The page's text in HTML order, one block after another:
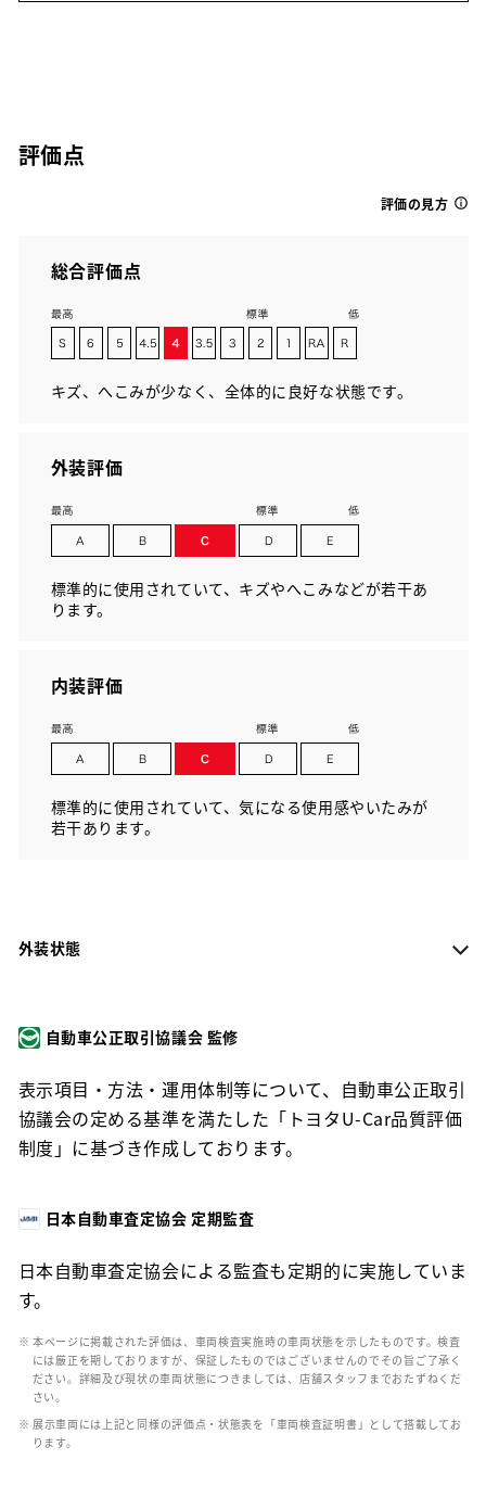
評価点
評価の見方
総合評価点
キズ、へこみが少なく、全体的に良好な状態です。
外装評価
標準的に使用されていて、キズやへこみなどが若干あ
ります。
内装評価
標準的に使用されていて、気になる使用感やいたみが
若干あります。
外装状態
自動車公正取引協議会 監修
表示項目・方法・運用体制等について、自動車公正取引
協議会の定める基準を満たした「トヨタU-Car品質評価
制度」に基づき作成しております。
日本自動車査定協会 定期監査
日本自動車査定協会による監査も定期的に実施していま
す。
※ 本ページに掲載された評価は、車両検査実施時の車両状態を示したものです。検査
には厳正を期しておりますが、保証したものではございませんのでその旨ご了承く
ださい。詳細及び現状の車両状態につきましては、店舗スタッフまでおたずねくだ
さい。
※ 展示車両には上記と同様の評価点・状態表を「車両検査証明書」として搭載してお
ります。